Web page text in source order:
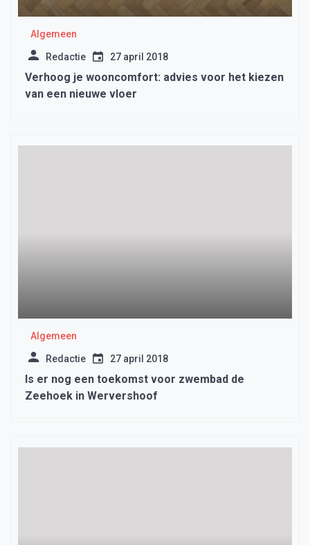
Algemeen
Redactie 27 april 2018
Verhoog je wooncomfort: advies voor het kiezen
van een nieuwe vloer
Algemeen
Redactie 27 april 2018
Is er nog een toekomst voor zwembad de
Zeehoek in Wervershoof